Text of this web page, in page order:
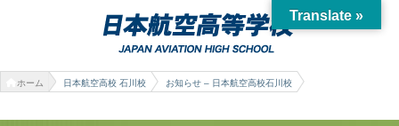
ホーム 日本航空高校 石川校 お知らせ – 日本航空高校石川校
Translate »